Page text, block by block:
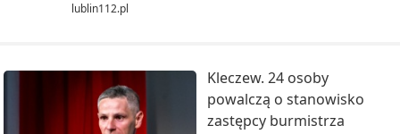
lublin112.pl
Kleczew. 24 osoby
powalczą o stanowisko
zastępcy burmistrza